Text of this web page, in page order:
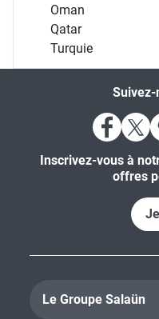
Oman
Qatar
Turquie
Suivez-
Inscrivez-vous à
offres
Le Groupe Salaün